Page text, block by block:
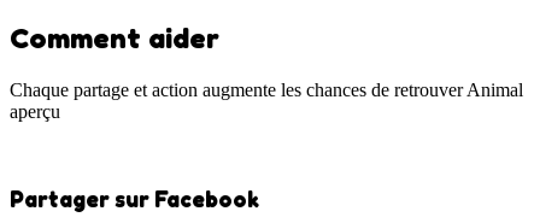
Comment aider
Chaque partage et action augmente les chances de retrouver Animal
aperçu
Partager sur Facebook